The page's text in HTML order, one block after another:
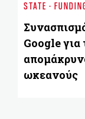
STATE -
Google για
ωκεανούς